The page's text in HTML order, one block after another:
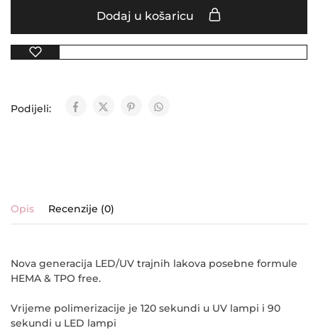
Dodaj u košaricu
Podijeli:
Opis Recenzije (0)
Nova generacija LED/UV trajnih lakova posebne formule
HEMA & TPO free.
Vrijeme polimerizacije je 120 sekundi u UV lampi i 90
sekundi u LED lampi